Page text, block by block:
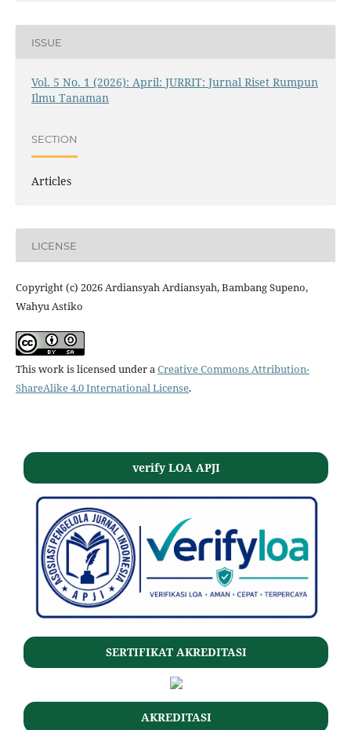
ISSUE
Vol. 5 No. 1 (2026): April: JURRIT: Jurnal Riset Rumpun
Ilmu Tanaman
SECTION
Articles
LICENSE
Copyright (c) 2026 Ardiansyah Ardiansyah, Bambang Supeno,
Wahyu Astiko
This work is licensed under aCreative Commons Attribution-
ShareAlike 4.0 International License.
verify LOA APJI
SERTIFIKAT AKREDITASI
AKREDITASI